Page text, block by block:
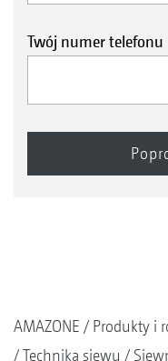
Twój numer telefonu
AMAZONE
Produkty i
Technika siewu